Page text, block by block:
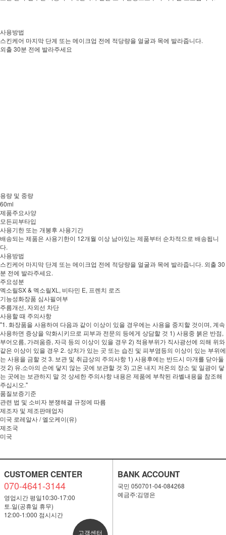
사용방법
스킨케어 마지막 단계 또는 메이크업 전에 적당량을 얼굴과 목에 발라줍니다.
외출 30분 전에 발라주세요
용량 및 중량
60ml
제품주요사양
모든피부타입
사용기한 또는 개봉후 사용기간
배송되는 제품은 사용기한이 12개월 이상 남아있는 제품부터 순차적으로 배송됩니
다.
사용방법
스킨케어 마지막 단계 또는 메이크업 전에 적당량을 얼굴과 목에 발라줍니다. 외출 30
분 전에 발라주세요.
주요성분
멕소릴SX & 멕소릴XL, 비타민 E, 프렌치 로즈
기능성화장품 심사필여부
주름개선, 자외선 차단
사용할 때 주의사항
"1. 화장품을 사용하여 다음과 같이 이상이 있을 경우에는 사용을 중지할 것이며, 계속
사용하면 증상을 악화시키므로 피부과 전문의 등에게 상담할 것 1) 사용중 붉은 반점,
부어오름, 가려움증, 자극 등의 이상이 있을 경우 2) 적용부위가 직사광선에 의해 위와
같은 이상이 있을 경우 2. 상처가 있는 곳 또는 습진 및 피부염등의 이상이 있는 부위에
는 사용을 금할 것 3. 보관 및 취급상의 주의사항 1) 사용후에는 반드시 마개를 닫아둘
것 2) 유.소아의 손에 닿지 않는 곳에 보관할 것 3) 고온 내지 저온의 장소 및 일광이 닿
는 곳에는 보관하지 말 것 상세한 주의사항 내용은 제품에 부착된 라벨내용을 참조해
주십시오."
품질보증기준
관련 법 및 소비자 분쟁해결 규정에 따름
제조자 및 제조판매업자
미국 로레알사 / 엘오케이(유)
제조국
미국
CUSTOMER CENTER
070-4641-3144
영업시간 평일10:30-17:00
토.일(공휴일 휴무)
12:00-1:000 점시시간
고객센터
BANK ACCOUNT
국민 050701-04-084268
예금주:김명은